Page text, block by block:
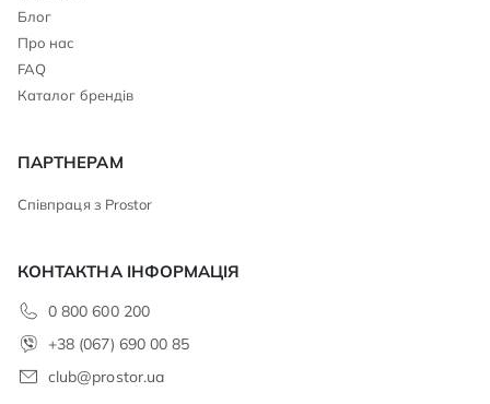
Блог
Про нас
FAQ
Каталог брендів
ПАРТНЕРАМ
Співпраця з Prostor
КОНТАКТНА ІНФОРМАЦІЯ
0 800 600 200
+38 (067) 690 00 85
club@prostor.ua